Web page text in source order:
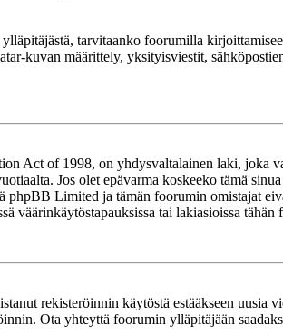
tarvitaanko foorumilla
kuvan määrittely, yksityisviestit,
Act of 1998, on yhdysvaltalainen laki,
Jos olet epävarma koskeeko tämä
phpBB Limited ja tämän foorumin omistajat
väärinkäytöstapauksissa tai lakiasioissa
rekisteröinnin käytöstä estääkseen
Ota yhteyttä foorumin ylläpitäjään